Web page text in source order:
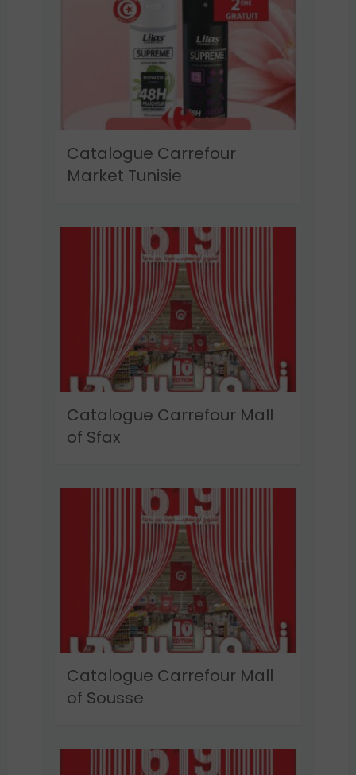
Catalogue Carrefour
Market Tunisie
Catalogue Carrefour Mall
of Sfax
Catalogue Carrefour Mall
of Sousse